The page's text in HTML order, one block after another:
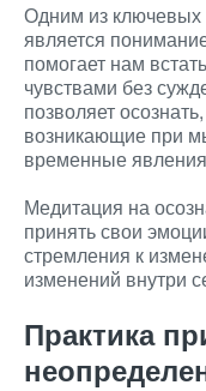
Одним из ключевых
является
помогает нам
чувствами без
позволяет
возникающие при
временные
Медитация на
принять свои
стремления к
изменений внутри
Практика